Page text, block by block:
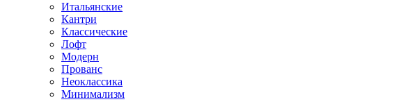
Итальянские
Кантри
Классические
Лофт
Модерн
Прованс
Неоклассика
Минимализм